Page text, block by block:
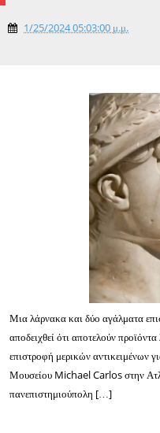
1/25/2024 05:03:00 μ.μ.
Μια λάρνακα και δύο αγάλματα
αποδειχθεί ότι αποτελούν
επιστροφή μερικών αντικειμένων
Μουσείου Michael Carlos στην
πανεπιστημιούπολη […]